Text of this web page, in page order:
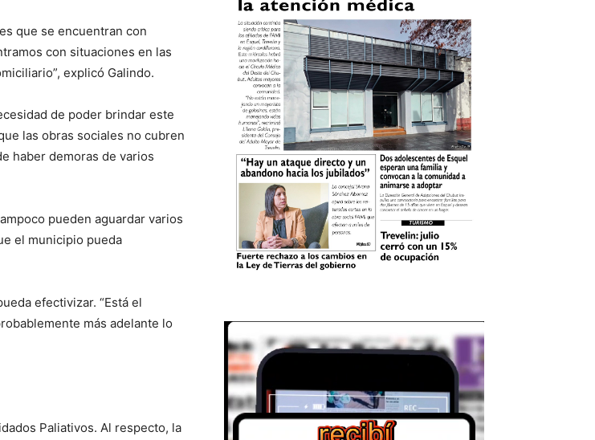
que se encuentran con
con situaciones en las
explicó Galindo.
de poder brindar este
las obras sociales no cubren
haber demoras de varios
pueden aguardar varios
el municipio pueda
efectivizar. “Está el
más adelante lo
Paliativos. Al respecto, la